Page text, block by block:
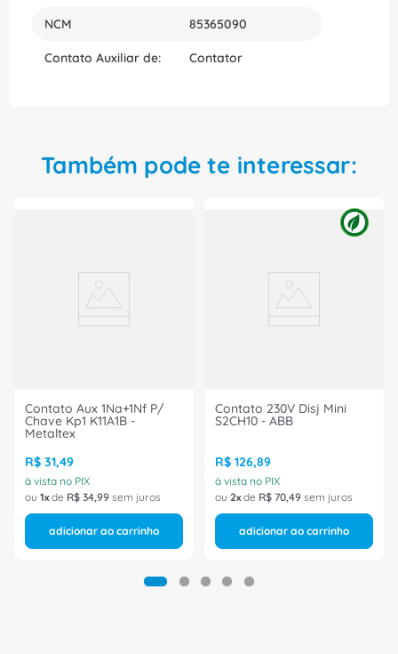
NCM 85365090
Contato Auxiliar de: Contator
Também pode te interessar:
Contato Aux 1Na+1Nf P/
Chave Kp1 K11A1B -
Metaltex
R$ 31,49
à vista no PIX
ou 1 de R$ 34,99 sem juros
adicionar ao carrinho
Contato 230V Disj Mini
S2CH10 - ABB
R$ 126,89
à vista no PIX
ou 2 de R$ 70,49 sem juros
adicionar ao carrinho